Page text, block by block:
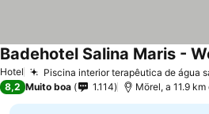
Hotel Piscina interior terapêutica de água
Badehotel Salina Maris -
8,2 Muito boa 1.114 Mörel, a 11.9